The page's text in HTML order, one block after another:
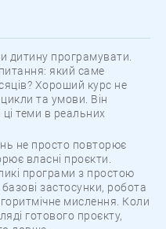
дитину програмувати.
який саме
Хороший курс не
цикли та умови. Він
теми в реальних
не просто повторює
власні проєкти.
програми з простою
базові застосунки, робота
мислення. Коли
готового проєкту,